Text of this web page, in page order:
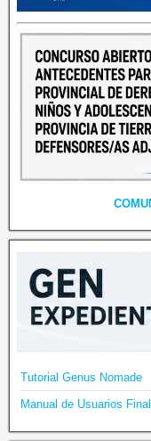
Tutorial Genus Nomade
Manual de Usuarios